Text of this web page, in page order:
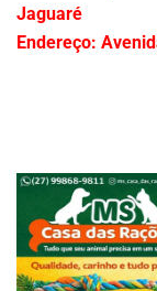
Jaguaré
Endereço: